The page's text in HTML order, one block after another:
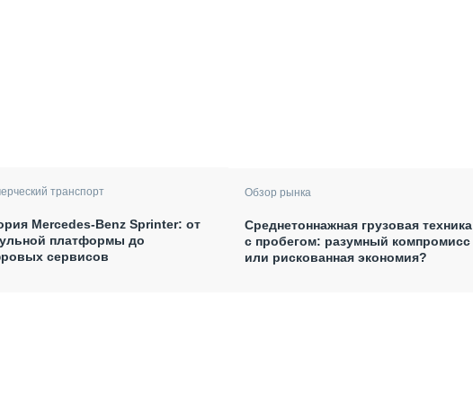
транспорт
Mercedes-Benz Sprinter: от
платформы до
сервисов
Обзор рынка
Среднетоннажная грузовая техника
с пробегом: разумный компромисс
или рискованная экономия?